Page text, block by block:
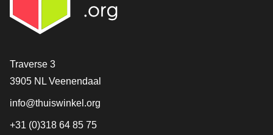
Contact
Traverse 3
3905 NL Veenendaal
info@thuiswinkel.org
+31 (0)318 64 85 75